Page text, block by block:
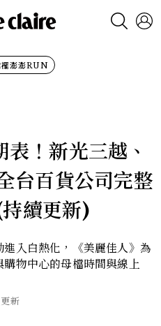
澎澎RUN
！新光三越、
台百貨公司完整
續更新)
入白熱化，《美麗佳人》為
物中心的母檔時間與線上
更新